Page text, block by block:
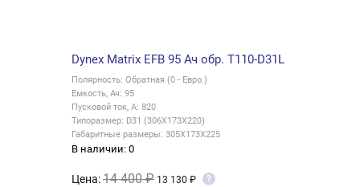
Dynex Matrix EFB 95 Ач обр. T110-D31L
Полярность: Обратная (0 - Евро.)
Емкость, Ач: 95
Пусковой ток, А: 820
Типоразмер: D31 (306X173X220)
Габаритные размеры: 305X173X225
В наличии: 0
Цена:14 400 ₽ 13 130 ₽ ?